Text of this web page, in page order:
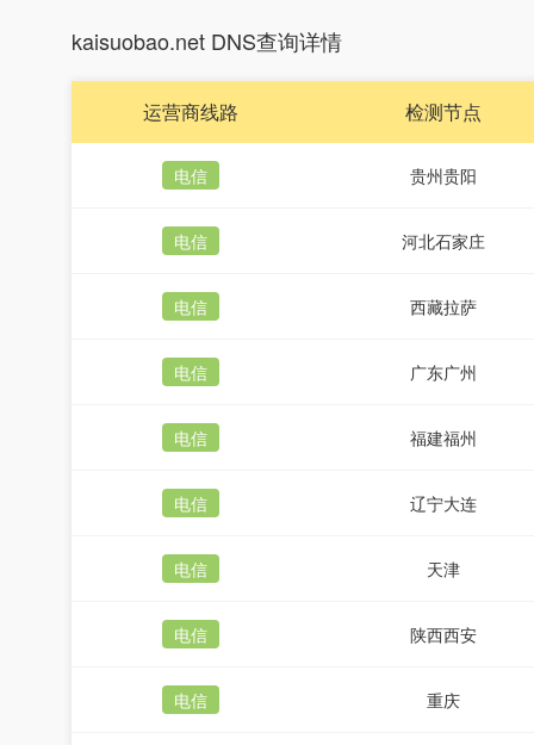
kaisuobao.net DNS查询详情
运营商线路 检测节点
电信 贵州贵阳
电信 河北石家庄
电信 西藏拉萨
电信 广东广州
电信 福建福州
电信 辽宁大连
电信 天津
电信 陕西西安
电信 重庆